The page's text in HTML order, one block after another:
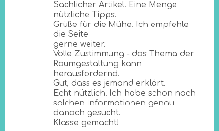
Sachlicher Artikel. Eine Menge
nützliche Tipps.
Grüße für die Mühe. Ich empfehle
die Seite
gerne weiter.
Volle Zustimmung - das Thema der
Raumgestaltung kann
herausfordernd.
Gut, dass es jemand erklärt.
Echt nützlich. Ich habe schon nach
solchen Informationen genau
danach gesucht.
Klasse gemacht!